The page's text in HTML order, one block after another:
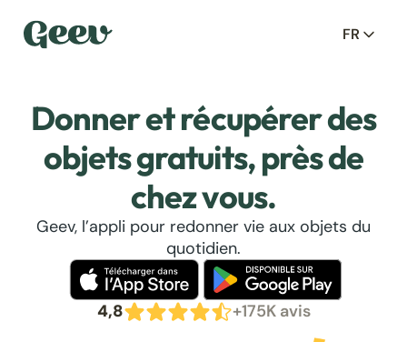
FR
Donner et récupérer des
objets gratuits, près de
chez vous.
Geev, l’appli pour redonner vie aux objets du
quotidien.
4,8 +175K avis